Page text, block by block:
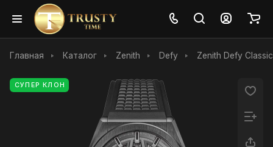
Главная Каталог Zenith Defy Zenith Defy
СУПЕР КЛОН